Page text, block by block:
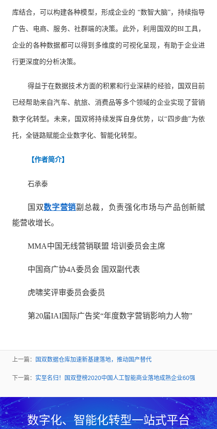
库结合，可以构建各种模型，形成企业的 “数智大脑”，持续指导
广告、电商、服务、社群端的决策。此外，利用国双的BI工具，
企业的各种数据都可以得到多维度的可视化呈现，有助于企业进
行更深度的分析决策。
得益于在数据技术方面的积累和行业深耕的经验，国双目前
已经帮助来自汽车、航旅、消费品等多个领域的企业实现了营销
数字化转型。未来，国双将持续发挥自身优势，以“四步曲”为依
托，全链路赋能企业数字化、智能化转型。
【作者简介】
石承泰
国双数字营销副总裁，负责强化市场与产品创新赋
能营收增长。
MMA中国无线营销联盟 培训委员会主席
中国商广协4A委员会 国双副代表
虎啸奖评审委员会委员
第20届IAI国际广告奖“年度数字营销影响力人物”
上一篇： 国双数据仓库加速新基建落地，推动国产替代
下一篇： 实至名归！国双登榜2020中国人工智能商业落地成熟企业60强
数字化、智能化转型一站式平台